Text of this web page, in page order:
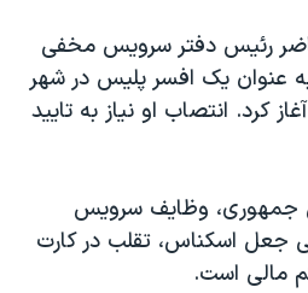
صلح
«سی‌پک»
رئیس دفتر سرویس مخفی
عنوان يک افسر پلیس در شهر
کرد. انتصاب او نياز به تایید
جمهوری، وظایف سرویس
جعل اسکناس، تقلب در کارت
مالی است.